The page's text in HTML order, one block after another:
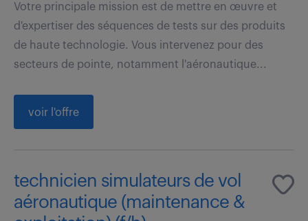
Votre principale mission est de mettre en œuvre et
d'expertiser des séquences de tests sur des produits
de haute technologie. Vous intervenez pour des
secteurs de pointe, notamment l'aéronautique...
voir l'offre
technicien simulateurs de vol
aéronautique (maintenance &